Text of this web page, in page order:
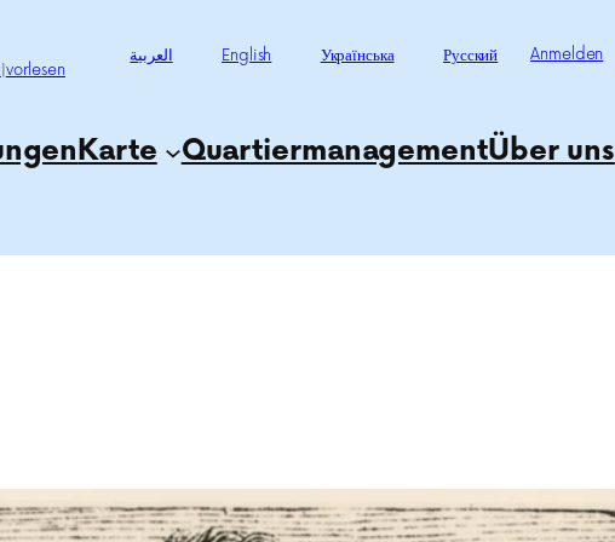
vorlesen
العربية English Українська Русский Anmelden
Karte QuartiermanagementÜber uns